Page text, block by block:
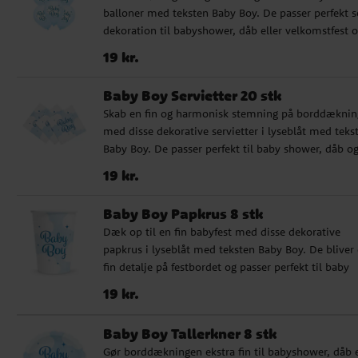
balloner med teksten Baby Boy. De passer perfekt
dekoration til babyshower, dåb eller velkomstfest
gennemtænkt borddækning til en babyfest.
anden festdekoration og hjælper dig hurtigt med at
løfte stemningen i rummet. De er ca. 30 cm store,
de er pustet op, og vi anbefaler, at bruge en
ballonpumpe for nemmere oppustning. ✔️
8 balloner ✔️ Størrelse: ca. 30 cm, når de er pustet
Pris:19 kr.
19 kr.
Baby Boy Servietter 20 stk
Skab en fin og harmonisk stemning på
med disse dekorative servietter i lyseblåt med
Baby Boy. De passer perfekt til baby shower, dåb og
koordineret festlig borddækning. Servietterne er
flot helhedsindtryk på bordet. De er fremstillet af
certificeret og miljøvenligt papir, hvilket gør dem til
godt valg til en festlig borddækning med
Indeholder 20 3-lags servietter, 33 x 33 cm udfoldet
Fremstillet af FSC-certificeret og miljøvenligt papir
Pris:19 kr.
19 kr.
Baby Boy Papkrus 8 stk
Dæk op til en fin babyfest med disse dekorative
papkrus i lyseblåt med teksten Baby Boy. De bliver
fin detalje på festbordet og passer perfekt til baby
forskellige drikkevarer og hjælper dig med at skabe
FSC-certificeret og miljøvenligt papir, hvilket gør
Pris:19 kr.
19 kr.
Baby Boy Tallerkner 8 stk
Gør borddækningen ekstra fin til babyshower, dåb